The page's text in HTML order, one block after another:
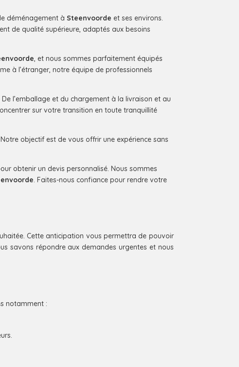
déménagement àSteenvoorde et ses environs.
de qualité supérieure, adaptés aux besoins
, et nous sommes parfaitement équipés
à l’étranger, notre équipe de professionnels
l’emballage et du chargement à la livraison et au
sur votre transition en toute tranquillité
objectif est de vous offrir une expérience sans
obtenir un devis personnalisé. Nous sommes
. Faites-nous confiance pour rendre votre
Cette anticipation vous permettra de pouvoir
savons répondre aux demandes urgentes et nous
notamment :